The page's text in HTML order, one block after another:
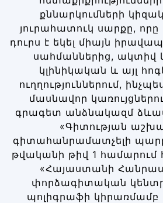
քննարկումների
յուրահատուկ սարքը,
դուրս է եկել միայն
սահմաններից, ակտիվ
կլինիկական և այլ
ուղղություններում,
մասնավոր
գրագետ անձնակազմ
«Գիտության
գիտահանրամատչելի
թվականի թիվ 1 համարում
«Հայաստանի
փորձագիտական
պոլիգրաֆի կիրառմամբ